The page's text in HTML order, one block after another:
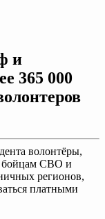
и
365 000
волонтёры,
бойцам СВО и
регионов,
платными